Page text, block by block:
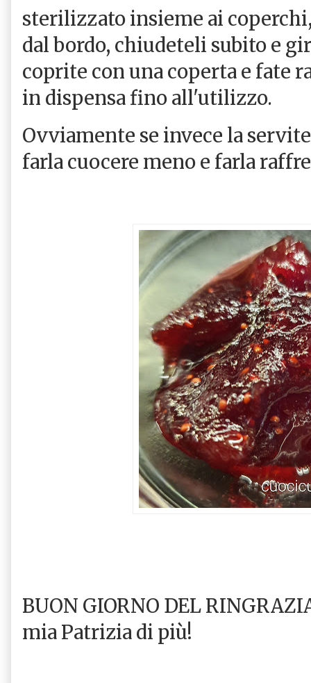
sterilizzato insieme ai
dal bordo, chiudeteli subito e
coprite con una coperta e fate
in dispensa fino all'utilizzo.
Ovviamente se invece la
farla cuocere meno e farla
BUON GIORNO DEL
mia Patrizia di più!